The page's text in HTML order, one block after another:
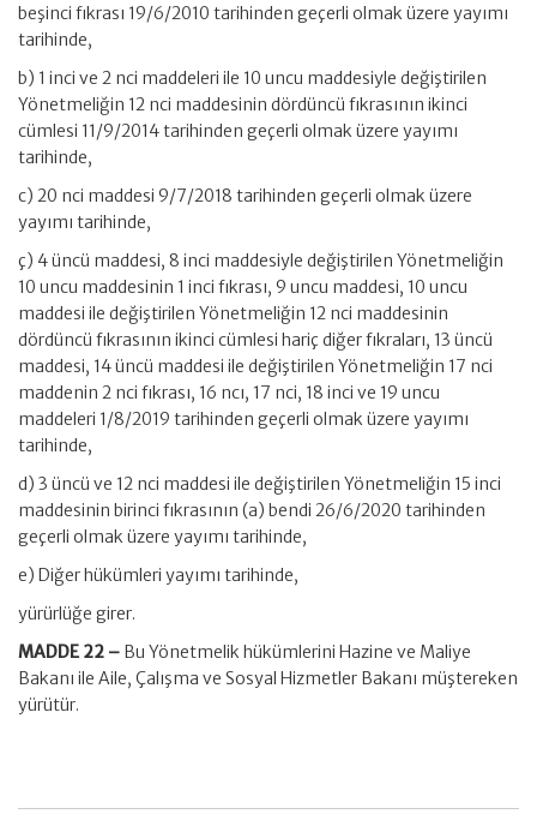
beşinci fıkrası 19/6/2010 tarihinden geçerli olmak üzere yayımı
tarihinde,
b) 1 inci ve 2 nci maddeleri ile 10 uncu maddesiyle değiştirilen
Yönetmeliğin 12 nci maddesinin dördüncü fıkrasının ikinci
cümlesi 11/9/2014 tarihinden geçerli olmak üzere yayımı
tarihinde,
c) 20 nci maddesi 9/7/2018 tarihinden geçerli olmak üzere
yayımı tarihinde,
ç) 4 üncü maddesi, 8 inci maddesiyle değiştirilen Yönetmeliğin
10 uncu maddesinin 1 inci fıkrası, 9 uncu maddesi, 10 uncu
maddesi ile değiştirilen Yönetmeliğin 12 nci maddesinin
dördüncü fıkrasının ikinci cümlesi hariç diğer fıkraları, 13 üncü
maddesi, 14 üncü maddesi ile değiştirilen Yönetmeliğin 17 nci
maddenin 2 nci fıkrası, 16 ncı, 17 nci, 18 inci ve 19 uncu
maddeleri 1/8/2019 tarihinden geçerli olmak üzere yayımı
tarihinde,
d) 3 üncü ve 12 nci maddesi ile değiştirilen Yönetmeliğin 15 inci
maddesinin birinci fıkrasının (a) bendi 26/6/2020 tarihinden
geçerli olmak üzere yayımı tarihinde,
e) Diğer hükümleri yayımı tarihinde,
yürürlüğe girer.
MADDE 22 – Bu Yönetmelik hükümlerini Hazine ve Maliye
Bakanı ile Aile, Çalışma ve Sosyal Hizmetler Bakanı müştereken
yürütür.